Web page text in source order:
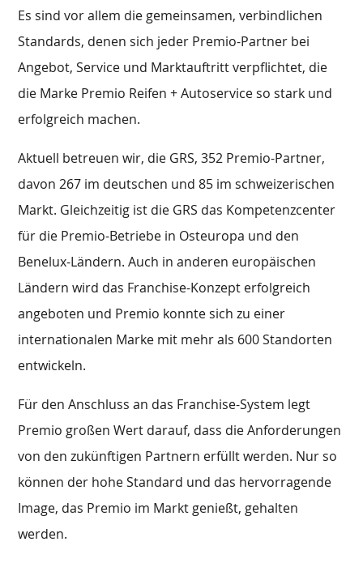
Es sind vor allem die gemeinsamen, verbindlichen
Standards, denen sich jeder Premio-Partner bei
Angebot, Service und Marktauftritt verpflichtet, die
die Marke Premio Reifen + Autoservice so stark und
erfolgreich machen.
Aktuell betreuen wir, die GRS, 352 Premio-Partner,
davon 267 im deutschen und 85 im schweizerischen
Markt. Gleichzeitig ist die GRS das Kompetenzcenter
für die Premio-Betriebe in Osteuropa und den
Benelux-Ländern. Auch in anderen europäischen
Ländern wird das Franchise-Konzept erfolgreich
angeboten und Premio konnte sich zu einer
internationalen Marke mit mehr als 600 Standorten
entwickeln.
Für den Anschluss an das Franchise-System legt
Premio großen Wert darauf, dass die Anforderungen
von den zukünftigen Partnern erfüllt werden. Nur so
können der hohe Standard und das hervorragende
Image, das Premio im Markt genießt, gehalten
werden.